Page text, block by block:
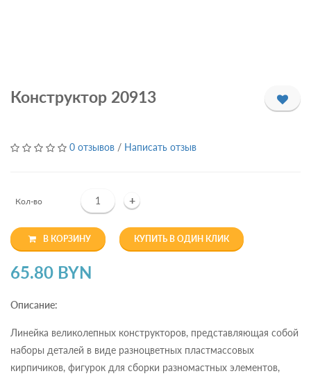
Конструктор 20913
0 отзывов / Написать отзыв
Кол-во +
В КОРЗИНУ КУПИТЬ В ОДИН КЛИК
65.80 BYN
Описание:
Линейка великолепных конструкторов, представляющая собой
наборы деталей в виде разноцветных пластмассовых
кирпичиков, фигурок для сборки разномастных элементов,